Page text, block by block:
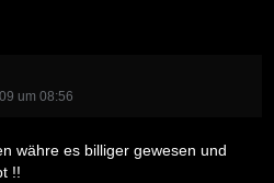
um 08:56
währe es billiger gewesen und
!!